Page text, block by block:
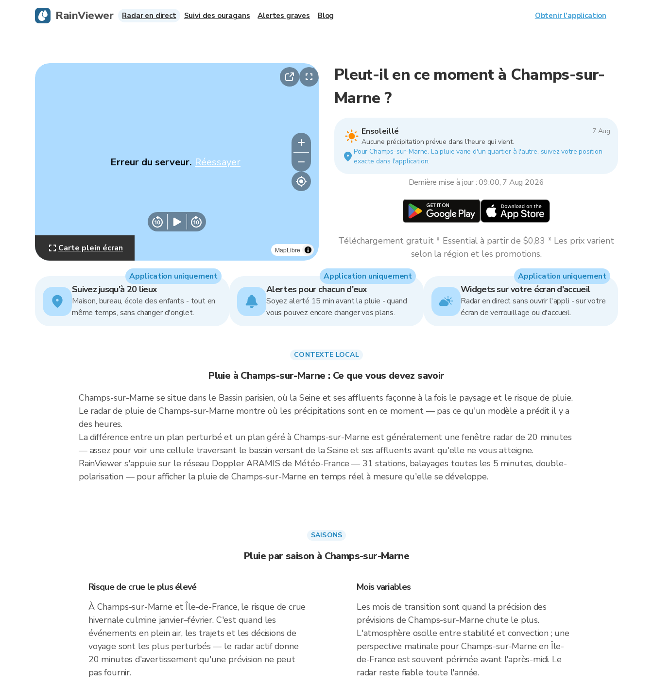
MapLibre
Erreur du serveur. Réessayer
Carte plein écran
Pleut-il en ce moment à Champs-sur-
Marne ?
Ensoleillé
7 Aug
Aucune précipitation prévue dans l'heure qui vient.
Pour Champs-sur-Marne. La pluie varie d'un quartier à l'autre, suivez votre position
exacte dans l'application.
Dernière mise à jour : 09:00, 7 Aug 2026
Téléchargement gratuit * Essential à partir de $0,83 * Les prix varient
selon la région et les promotions.
Suivez jusqu'à 20 lieux
Maison, bureau, école des enfants - tout en
même temps, sans changer d'onglet.
Application uniquement
Alertes pour chacun d'eux
Soyez alerté 15 min avant la pluie - quand
vous pouvez encore changer vos plans.
Application uniquement
Widgets sur votre écran d'accueil
Radar en direct sans ouvrir l'appli - sur votre
écran de verrouillage ou d'accueil.
Application uniquement
CONTEXTE LOCAL
Pluie à Champs-sur-Marne : Ce que vous devez savoir
Champs-sur-Marne se situe dans le Bassin parisien, où la Seine et ses affluents façonne à la fois le paysage et le risque de pluie.
Le radar de pluie de Champs-sur-Marne montre où les précipitations sont en ce moment — pas ce qu'un modèle a prédit il y a
des heures.
La différence entre un plan perturbé et un plan géré à Champs-sur-Marne est généralement une fenêtre radar de 20 minutes
— assez pour voir une cellule traversant le bassin versant de la Seine et ses affluents avant qu'elle ne vous atteigne.
RainViewer s'appuie sur le réseau Doppler ARAMIS de Météo-France — 31 stations, balayages toutes les 5 minutes, double-
polarisation — pour afficher la pluie de Champs-sur-Marne en temps réel à mesure qu'elle se développe.
SAISONS
Pluie par saison à Champs-sur-Marne
Risque de crue le plus élevé
À Champs-sur-Marne et Île-de-France, le risque de crue
hivernale culmine janvier–février. C'est quand les
événements en plein air, les trajets et les décisions de
voyage sont les plus perturbés — le radar actif donne
20 minutes d'avertissement qu'une prévision ne peut
pas fournir.
Mois variables
Les mois de transition sont quand la précision des
prévisions de Champs-sur-Marne chute le plus.
L'atmosphère oscille entre stabilité et convection ; une
perspective matinale pour Champs-sur-Marne en Île-
de-France est souvent périmée avant l'après-midi. Le
radar reste fiable toute l'année.
RainViewer Radar en direct Suivi des ouragans Alertes graves Blog Obtenir l’application